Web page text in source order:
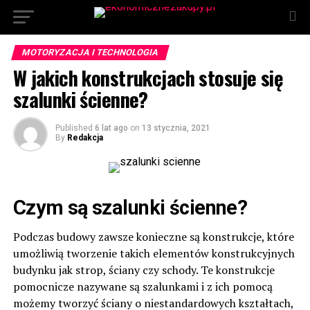
MOTORYZACJA I TECHNOLOGIA
W jakich konstrukcjach stosuje się
szalunki ścienne?
Published 6 lat ago on 13 stycznia, 2021
By Redakcja
Czym są szalunki ścienne?
Podczas budowy zawsze konieczne są konstrukcje, które
umożliwią tworzenie takich elementów konstrukcyjnych
budynku jak strop, ściany czy schody. Te konstrukcje
pomocnicze nazywane są szalunkami i z ich pomocą
możemy tworzyć ściany o niestandardowych kształtach,